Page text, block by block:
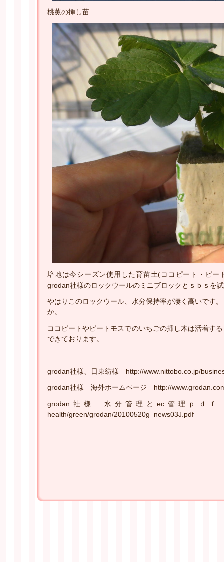
桃薫の挿し苗
培地は今シーズン使用した育苗土(ココピート・ピ
grodan社様のロックウールのミニブロックとｓｂｓを
やはりこのロックウール、水分保持率が凄く高いです
か。
ココピートやピートモスでのいちごの挿し木は活着す
できております。
grodan社様、日東紡様 http://www.nittobo.co.jp/
grodan社様 海外ホームページ http://
grodan社様 水分管理とec管理ｐｄｆ http://
health/green/grodan/20100520g_news03J.pdf